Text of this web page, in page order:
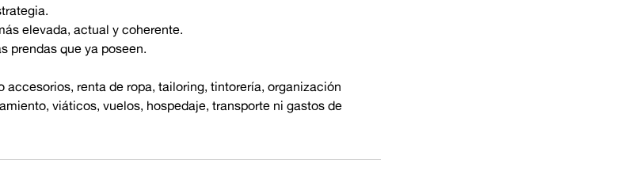
elevada, actual y coherente.
prendas que ya poseen.
accesorios, renta de ropa, tailoring, tintorería, organización
viáticos, vuelos, hospedaje, transporte ni gastos de